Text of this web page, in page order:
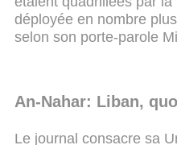
déployée en nombre
selon son porte-parole
An-Nahar: Liban,
Le journal consacre sa